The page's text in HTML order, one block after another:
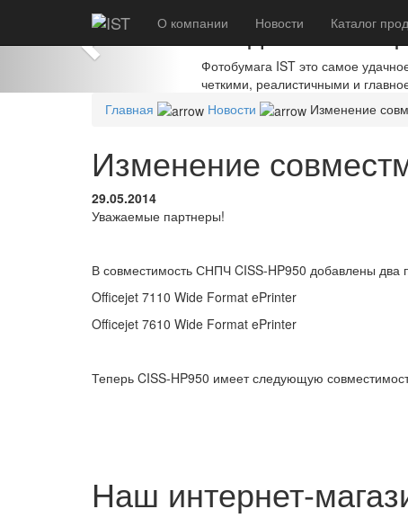
О компании Новости Каталог
Создавайте
Фотобумага IST это самое
четкими, реалистичными и
Previous
Главная Новости Изменение
Изменение
29.05.2014
Уважаемые партнеры!
В совместимость СНПЧ CISS-HP950 добавлены два
Officejet 7110 Wide Format ePrinter
Officejet 7610 Wide Format ePrinter
Теперь CISS-HP950 имеет следующую
Наш интернет-